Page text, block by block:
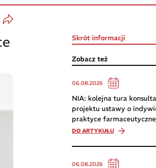
Skrót informacji
Zobacz też
06.08.2026
NIA: kolejna tura
projektu ustawy o
praktyce
DO ARTYKUŁU
06.08.2026